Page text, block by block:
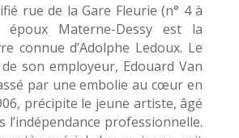
rue de la Gare Fleurie (n° 4 à
Materne-Dessy est la
connue d’Adolphe Ledoux. Le
son employeur, Edouard Van
par une embolie au cœur en
précipite le jeune artiste, âgé
l’indépendance professionnelle.